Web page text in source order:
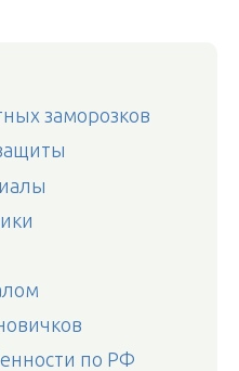
заморозков
по РФ